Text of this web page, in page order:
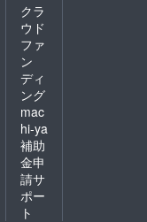
クラ
ウド
ファ
ン
ディ
ング
mac
hi-ya
補助
金申
請サ
ポー
ト